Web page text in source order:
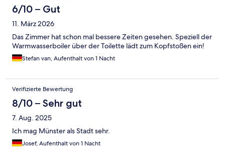
6/10 – Gut
11. März 2026
Das Zimmer hat schon mal bessere Zeiten gesehen. Speziell der
Warmwasserboiler über der Toilette lädt zum Kopfstoßen ein!
Stefan van, Aufenthalt von 1 Nacht
Verifizierte Bewertung
8/10 – Sehr gut
7. Aug. 2025
Ich mag Münster als Stadt sehr.
Josef, Aufenthalt von 1 Nacht